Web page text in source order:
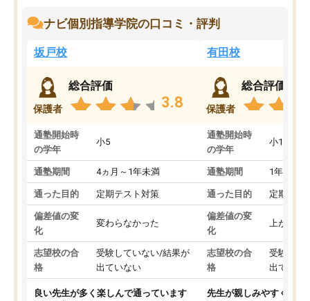
ナビ個別指導学院の口コミ・評判
坂戸校
保護者
総合評価
3.8
通塾開始時
の学年
小5
通塾期間 4ヵ月～1年未満
通った目的 定期テスト対策
偏差値の変
化
変わらなかった
志望校の合
格
受験していない/結果が
出ていない
良い先生が多く楽しんで通っています
有田校
保護者
総合評価
通塾開始時
の学年
小1
通塾期間 1年以上
通った目的 定期テス
偏差値の変
化
上がった
志望校の合
格
受験して
出ていな
先生が親しみやすく勉強